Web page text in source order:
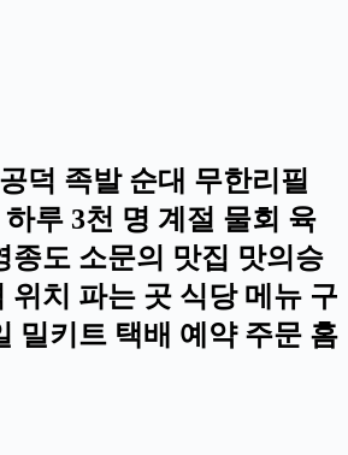
덕 족발 순대 무한리필
루 3천 명 계절 물회 육
종도 소문의 맛집 맛의승
위치 파는 곳 식당 메뉴 구
밀키트 택배 예약 주문 홈